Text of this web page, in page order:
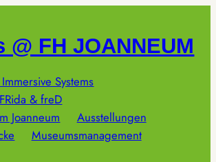
@ FH JOANNEUM
Systems
& freD
Joanneum
Ausstellungen
Museumsmanagement